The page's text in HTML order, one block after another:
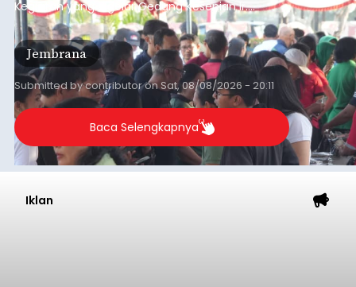
Kegiatan yang digelar Gedung Kesenian Ir.
Soekarno ini memadukan pemberdayaan
ekonomi masyarakat dengan aksi sosial tersebut
mendapat antusiasme tinggi dan mencatat nilai
transaksi mencapai Rp672.733.200.
Jembrana
Submitted bycontributoronSat, 08/08/2026 - 20:11
Baca Selengkapnya
Iklan